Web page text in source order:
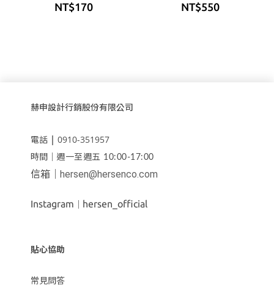
NT$170 NT$550
赫申設計行銷股份有限公司
電話 ｜ 0910-351957
時間｜ 週一至週五 10:00-17:00
信箱｜ hersen@hersenco.com
Instagram hersen_official
貼心協助
常見問答